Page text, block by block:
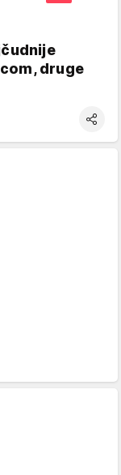
druge